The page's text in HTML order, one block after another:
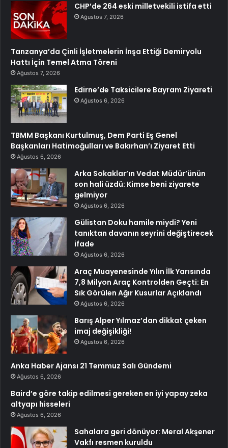
CHP’de 264 eski milletvekili istifa etti
Ağustos 7, 2026
Tanzanya’da Çinli İşletmelerin İnşa Ettiği Demiryolu
Hattı İçin Temel Atma Töreni
Ağustos 7, 2026
Edirne’de Taksicilere Bayram Ziyareti
Ağustos 6, 2026
TBMM Başkanı Kurtulmuş, Dem Parti Eş Genel
Başkanları Hatimoğulları ve Bakırhan’ı Ziyaret Etti
Ağustos 6, 2026
Arka Sokaklar’ın Vedat Müdür’ünün
son hali üzdü: Kimse beni ziyarete
gelmiyor
Ağustos 6, 2026
Gülistan Doku hamile miydi? Yeni
tanıktan davanın seyrini değiştirecek
ifade
Ağustos 6, 2026
Araç Muayenesinde Yılın İlk Yarısında
7,8 Milyon Araç Kontrolden Geçti: En
Sık Görülen Ağır Kusurlar Açıklandı
Ağustos 6, 2026
Barış Alper Yılmaz’dan dikkat çeken
imaj değişikliği!
Ağustos 6, 2026
Anka Haber Ajansı 21 Temmuz Salı Gündemi
Ağustos 6, 2026
Baird’e göre takip edilmesi gereken en iyi yapay zeka
altyapı hisseleri
Ağustos 6, 2026
Sahalara geri dönüyor: Meral Akşener
Vakfı resmen kuruldu